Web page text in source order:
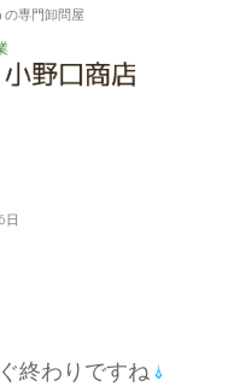
の専門卸問屋
日
終わりですね